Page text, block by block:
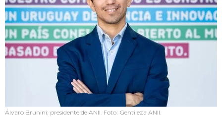
Álvaro Brunini, presidente de ANII. Foto: Gentileza ANII.